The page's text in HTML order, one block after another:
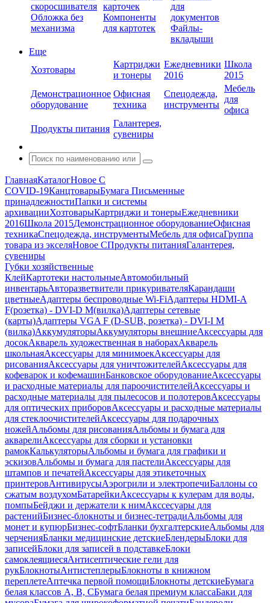
скоросшивателя
Обложка без
механизма
карточек
Компоненты
для картотек
для
документов
Файлы-
вкладыши
Еще
Хозтовары
Картриджи
и тонеры
Ежедневники
2016
Школа
2015
Демонстрационное
оборудование
Офисная
техника
Спецодежда,
инструменты
Мебель
для
офиса
Продукты питания
Галантерея,
сувениры
ГлавнаяКаталогНовое С
COVID-19КанцтоварыБумага Письменные
принадлежностиПапки и системы
архивацииХозтоварыКартриджи и тонерыЕжедневники
2016Школа 2015Демонстрационное оборудованиеОфисная
техникаСпецодежда, инструментыМебель для офисаГруппа
товара из экселяНовое СПродукты питанияГалантерея,
сувениры
Губки хозяйственные
КлейКартотеки настольныеАвтомобильный
инвентарьАвторазветвители прикуривателяКарандаши
цветныеАдаптеры беспроводные Wi-FiАдаптеры HDMI-A
F(розетка) - DVI-D M(вилка)Адаптеры сетевые
(карты)Адаптеры VGA F (D-SUB, розетка) - DVI-I M
(вилка)АккумуляторыАккумуляторы внешниеАксессуары для
досокАкварель художественная в наборахАкварель
школьнаяАксессуары для минимоекАксессуары для
рисованияАксессуары для уничтожителейАксессуары для
кофеварок и кофемашинБанковское оборудованиеАксессуары
и расходные материалы для пароочистителейАксессуары и
расходные материалы для пылесосов и полотеровАксессуары
для оптических приборовАксессуары и расходные материалы
для стеклоочистителейАксессуары для подарочных
ножейАльбомы для рисованияАльбомы и бумага для
акварелиАксессуары для сборки и установки
рамокКалькуляторыАльбомы и бумага для графики и
эскизовАльбомы и бумага для пастелиАксессуары для
штампов и печатейАксессуары для этикеточных
принтеровАнтивирусыАэрогрили и электропечиБаллоны со
сжатым воздухомБатарейкиАксессуары к кулерам для воды,
помпыБейджи и держатели к нимАкссесуары для
растенийБизнес-блокноты и бизнес-тетрадиАльбомы для
монет и купюрБизнес-софтБланки бухгалтерскиеАльбомы для
черченияБланки медицинские детскиеБлендерыБлоки для
записейБлоки для записей в подставкеБлоки
самоклеящиесяАнтисептические гели для
рукБлокнотыАнтистеплерыБлокноты в книжном
переплетеАптечка первой помощиБлокноты детскиеБумага
белая классов А, В, СБумага белая премиум классаБаки для